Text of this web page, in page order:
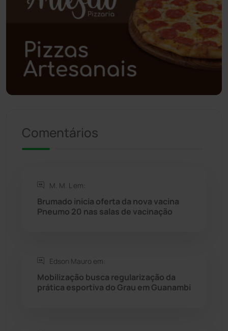
Poções (182)
Polícia Civil (57)
Polícia Militar (27)
Política (03)
Riacho de Santana
Rio de Contas
Rio do Antônio
Saúde
Seabra (50)
Comentários
M. M. L em:
Brumado inicia oferta da nova vacina
Pneumo 20 nas salas de vacinação
Edson Mauro em:
Mobilização busca regularização da
prática esportiva do Grau em Guanambi